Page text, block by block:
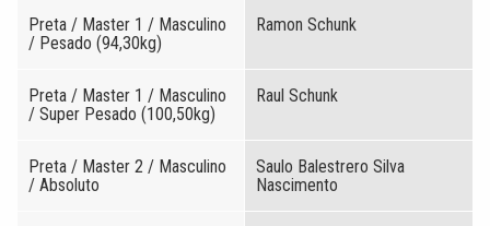
Preta / Master 1 / Masculino
/ Pesado (94,30kg)
Ramon Schunk
Preta / Master 1 / Masculino
/ Super Pesado (100,50kg)
Raul Schunk
Preta / Master 2 / Masculino
/ Absoluto
Saulo Balestrero Silva
Nascimento